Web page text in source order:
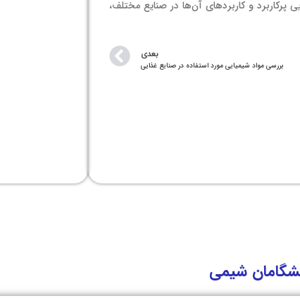
و کاربردهای آن‌ها در صنایع مختلف،
بعدی
بررسی مواد شیمیایی مورد استفاده در صنایع غذایی
شیمی